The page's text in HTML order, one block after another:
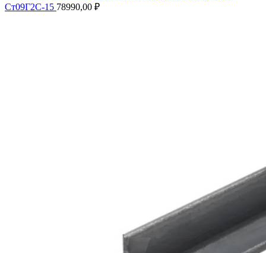
Ст09Г2С-15 78990,00 ₽